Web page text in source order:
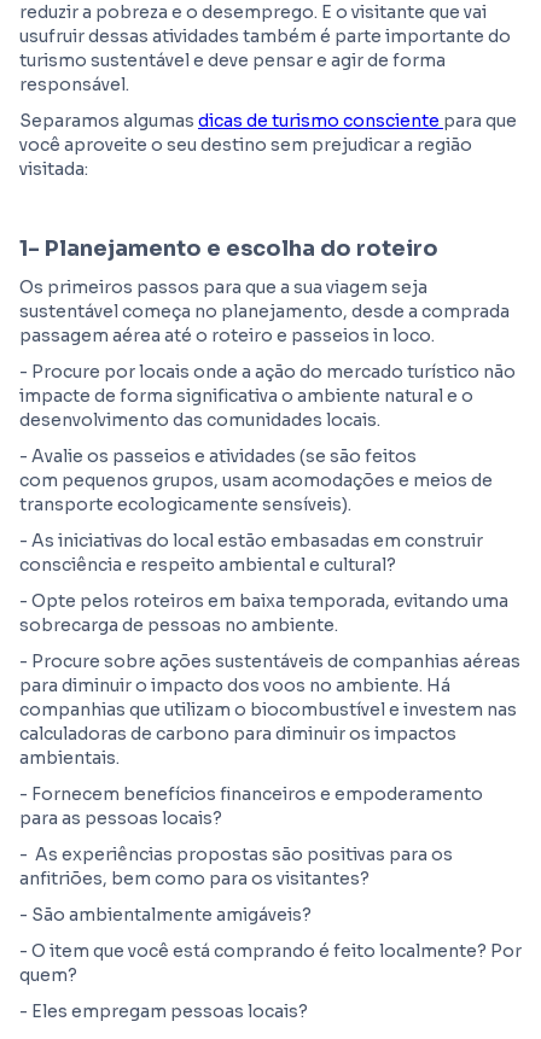
reduzir a pobreza e o desemprego. E o visitante que vai
usufruir dessas atividades também é parte importante do
turismo sustentável e deve pensar e agir de forma
responsável.
Separamos algumas dicas de turismo consciente para que
você aproveite o seu destino sem prejudicar a região
visitada:
1- Planejamento e escolha do roteiro
Os primeiros passos para que a sua viagem seja
sustentável começa no planejamento, desde a comprada
passagem aérea até o roteiro e passeios in loco.
- Procure por locais onde a ação do mercado turístico não
impacte de forma significativa o ambiente natural e o
desenvolvimento das comunidades locais.
- Avalie os passeios e atividades (se são feitos
com pequenos grupos, usam acomodações e meios de
transporte ecologicamente sensíveis).
- As iniciativas do local estão embasadas em construir
consciência e respeito ambiental e cultural?
- Opte pelos roteiros em baixa temporada, evitando uma
sobrecarga de pessoas no ambiente.
- Procure sobre ações sustentáveis de companhias aéreas
para diminuir o impacto dos voos no ambiente. Há
companhias que utilizam o biocombustível e investem nas
calculadoras de carbono para diminuir os impactos
ambientais.
- Fornecem benefícios financeiros e empoderamento
para as pessoas locais?
- As experiências propostas são positivas para os
anfitriões, bem como para os visitantes?
- São ambientalmente amigáveis?
- O item que você está comprando é feito localmente? Por
quem?
- Eles empregam pessoas locais?